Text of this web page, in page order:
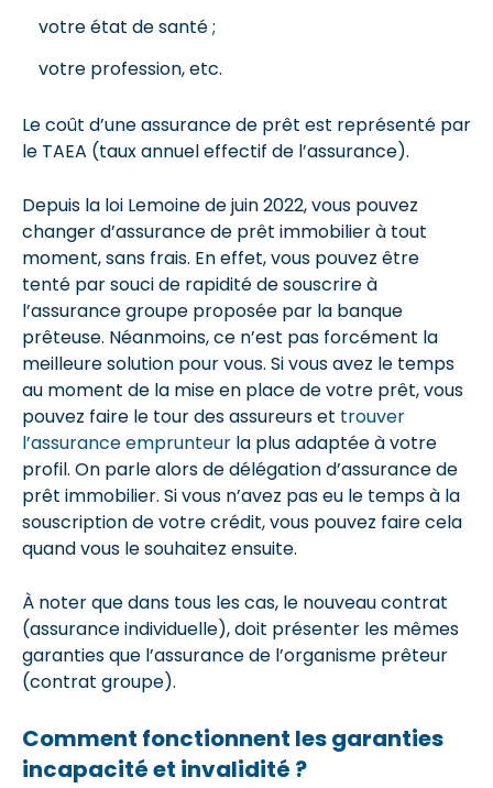
votre état de santé ;
votre profession, etc.
Le coût d’une assurance de prêt est représenté par
le TAEA (taux annuel effectif de l’assurance).
Depuis la loi Lemoine de juin 2022, vous pouvez
changer d’assurance de prêt immobilier à tout
moment, sans frais. En effet, vous pouvez être
tenté par souci de rapidité de souscrire à
l’assurance groupe proposée par la banque
prêteuse. Néanmoins, ce n’est pas forcément la
meilleure solution pour vous. Si vous avez le temps
au moment de la mise en place de votre prêt, vous
pouvez faire le tour des assureurs et trouver
l’assurance emprunteur la plus adaptée à votre
profil. On parle alors de délégation d’assurance de
prêt immobilier. Si vous n’avez pas eu le temps à la
souscription de votre crédit, vous pouvez faire cela
quand vous le souhaitez ensuite.
À noter que dans tous les cas, le nouveau contrat
(assurance individuelle), doit présenter les mêmes
garanties que l’assurance de l’organisme prêteur
(contrat groupe).
Comment fonctionnent les garanties
incapacité et invalidité ?